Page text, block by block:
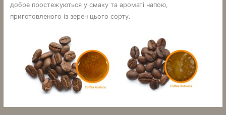
добре простежуються у смаку та ароматі напою,
приготовленого із зерен цього сорту.